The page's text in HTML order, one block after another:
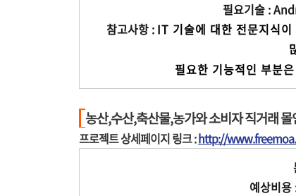
필요기술 :
참고사항 : IT 기술에 대한 전문지식
필요한 기능적
농산,수산,축산물,농가와 소비자 직거래
프로젝트 상세페이지 링크 :http://
예상비